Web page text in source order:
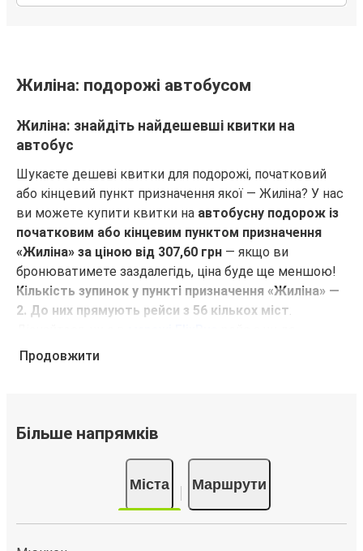
Жиліна
Сопот
Жиліна
Пльзень
Жиліна
Мукачево
Жиліна
Жиліна
Тренчин
Пряшів
Жиліна
Жиліна: подорожі автобусом
Жиліна: знайдіть найдешевші квитки на
автобус
Шукаєте дешеві квитки для подорожі, початковий
або кінцевий пункт призначення якої — Жиліна? У нас
ви можете купити квитки на автобусну подорож із
початковим або кінцевим пунктом призначення
«Жиліна» за ціною від 307,60 грн — якщо ви
бронюватимете заздалегідь, ціна буде ще меншою!
Кількість зупинок у пункті призначення «Жиліна» —
2. До них прямують рейси з 56 кількох міст.
потрібного вам міста!
FlixBus пропонує своїм пасажирам недорогі
комфортні подорожі. Вирушаючи в подорож з
кінцевим або початковим пунктом призначення
«Жиліна», ви зможете використовувати такі
зручності в салоні, як Wi-Fi та розетки. Більш того, у
ціну квитка вже включено перевезення однієї
Продовжити
Більше напрямків
Міста Маршрути